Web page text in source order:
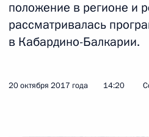
Совещание с членами
положение в регионе и
рассматривалась
в Кабардино-Балкарии.
20 октября 2017 года 14:20